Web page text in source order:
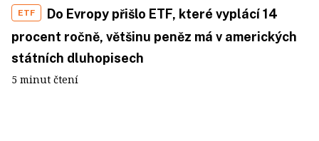
ETF
Do Evropy přišlo ETF, které vyplácí 14
procent ročně, většinu peněz má v amerických
státních dluhopisech
5 minut čtení